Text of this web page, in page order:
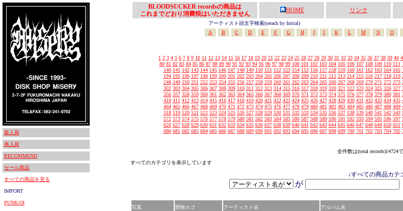
新入荷
再入荷
RECOMMEND
セール商品
すべての商品を見る
IMPORT
PUNK/OI
BLOODSUCKER recordsの商品は
これまでどおり消費税はいただきません
HOME リンク
アーティスト頭文字検索(serach by Initial)
A
B C D E F G H I J K L M N O
1 2 3 4 5 6 7 8 9 10 11 12 13 14 15 16 17 18 19 20 21 22 23 24 25 26 27 28 29 30 31 32 33 34 35 36 37 38 39 40
80 81 82 83 84 85 86 87 88 89 90 91 92 93 94 95 96 97 98 99 100 101 102 103 104 105 106 107 108 109 110 111
140 141 142 143 144 145 146 147 148 149 150 151 152 153 154 155 156 157 158 159 160 161 162 163 164 165
194 195 196 197 198 199 200 201 202 203 204 205 206 207 208 209 210 211 212 213 214 215 216 217 218 219
248 249 250 251 252 253 254 255 256 257 258 259 260 261 262 263 264 265 266 267 268 269 270 271 272 273
302 303 304 305 306 307 308 309 310 311 312 313 314 315 316 317 318 319 320 321 322 323 324 325 326 327
356 357 358 359 360 361 362 363 364 365 366 367 368 369 370 371 372 373 374 375 376 377 378 379 380 381
410 411 412 413 414 415 416 417 418 419 420 421 422 423 424 425 426 427 428 429 430 431 432 433 434 435
464 465 466 467 468 469 470 471 472 473 474 475 476 477 478 479 480 481 482 483 484 485 486 487 488 489
518 519 520 521 522 523 524 525 526 527 528 529 530 531 532 533 534 535 536 537 538 539 540 541 542 543
572 573 574 575 576 577 578 579 580 581 582 583 584 585 586 587 588 589 590 591 592 593 594 595 596 597
626 627 628 629 630 631 632 633 634 635 636 637 638 639 640 641 642 643 644 645 646 647 648 649 650 651
680 681 682 683 684 685 686 687 688 689 690 691 692 693 694 695 696 697 698 699 700 701 702 703 704 705
全件数は(total records)14724
すべてのカテゴリを表示しています
↓すべての商品カテ
が
写真 買物カゴ アーティスト名 アルバム名